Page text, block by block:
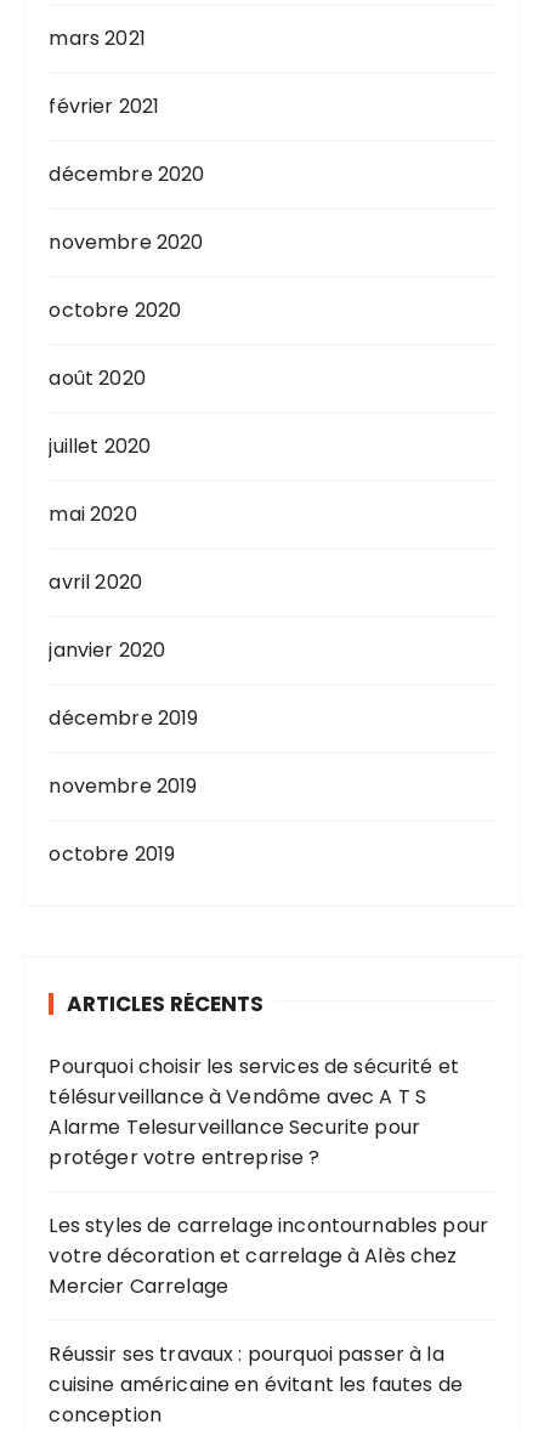
mars 2021
février 2021
décembre 2020
novembre 2020
octobre 2020
août 2020
juillet 2020
mai 2020
avril 2020
janvier 2020
décembre 2019
novembre 2019
octobre 2019
ARTICLES RÉCENTS
Pourquoi choisir les services de sécurité et
télésurveillance à Vendôme avec A T S
Alarme Telesurveillance Securite pour
protéger votre entreprise ?
Les styles de carrelage incontournables pour
votre décoration et carrelage à Alès chez
Mercier Carrelage
Réussir ses travaux : pourquoi passer à la
cuisine américaine en évitant les fautes de
conception